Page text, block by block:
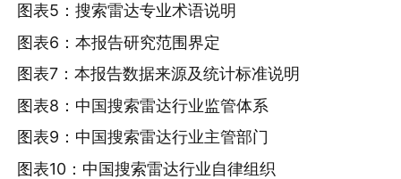
图表5：搜索雷达专业术语说明
图表6：本报告研究范围界定
图表7：本报告数据来源及统计标准说明
图表8：中国搜索雷达行业监管体系
图表9：中国搜索雷达行业主管部门
图表10：中国搜索雷达行业自律组织